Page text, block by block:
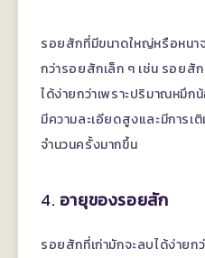
รอยสักที่มีขนาดใหญ่หรือหนา
กว่ารอยสักเล็ก ๆ เช่น รอยสั
ได้ง่ายกว่าเพราะปริมาณหมึก
มีความละเอียดสูงและมีการเ
จำนวนครั้งมากขึ้น
4. อายุของรอยสัก
รอยสักที่เก่ามักจะลบได้ง่ายก